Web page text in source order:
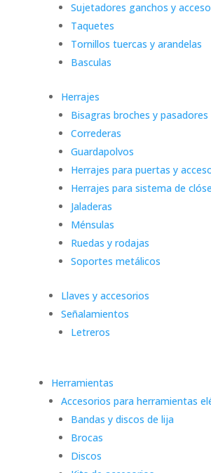
Sujetadores ganchos y
Taquetes
Tornillos tuercas y arandelas
Basculas
Herrajes
Bisagras broches y pasadores
Correderas
Guardapolvos
Herrajes para puertas y
Herrajes para sistema de
Jaladeras
Ménsulas
Ruedas y rodajas
Soportes metálicos
Llaves y accesorios
Señalamientos
Letreros
Herramientas
Accesorios para herramientas
Bandas y discos de lija
Brocas
Discos